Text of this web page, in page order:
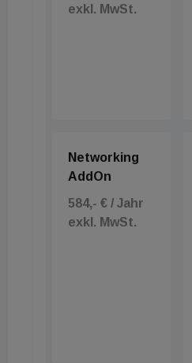
exkl. MwSt.
Networking
AddOn
584,- € / Jahr
exkl. MwSt.